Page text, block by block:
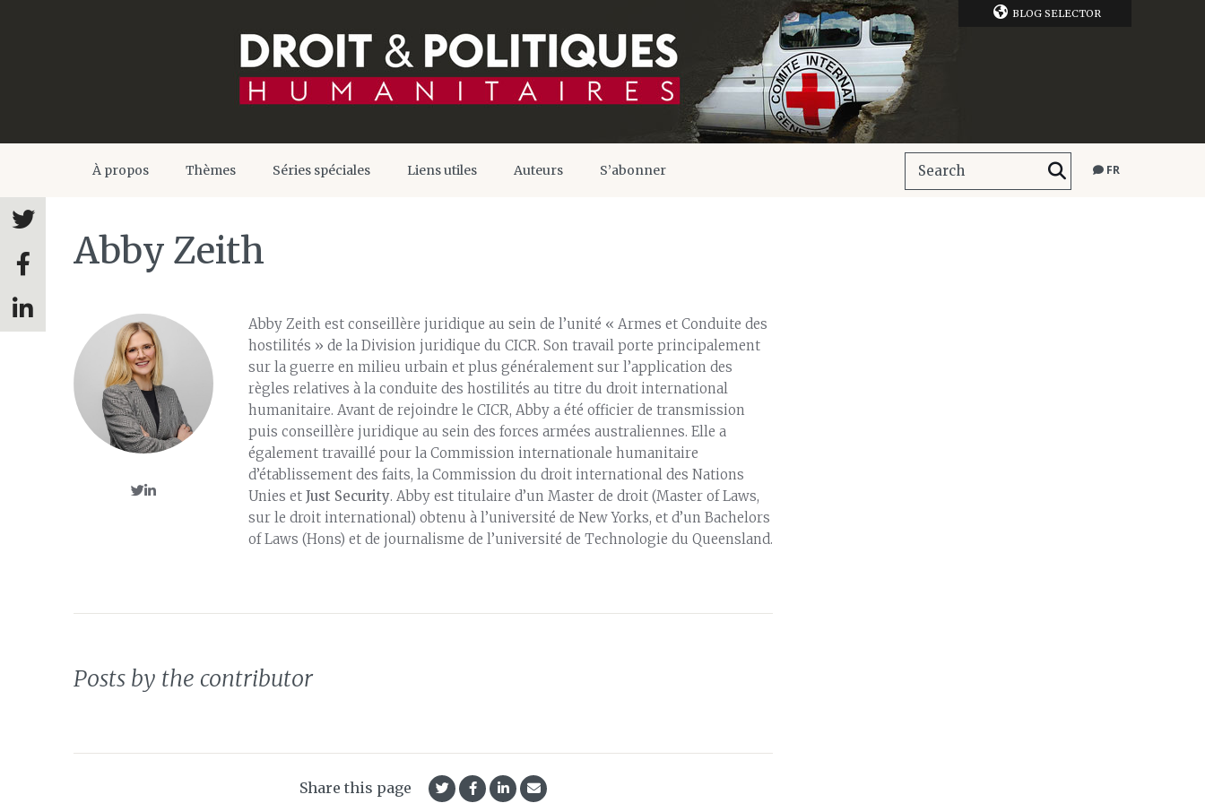
BLOG SELECTOR
À propos Thèmes Séries spéciales Liens utiles Auteurs S’abonner FR
Abby Zeith
Abby Zeith est conseillère juridique au sein de l’unité « Armes et Conduite des
hostilités » de la Division juridique du CICR. Son travail porte principalement
sur la guerre en milieu urbain et plus généralement sur l’application des
règles relatives à la conduite des hostilités au titre du droit international
humanitaire. Avant de rejoindre le CICR, Abby a été officier de transmission
puis conseillère juridique au sein des forces armées australiennes. Elle a
également travaillé pour la Commission internationale humanitaire
d’établissement des faits, la Commission du droit international des Nations
Unies et Just Security. Abby est titulaire d’un Master de droit (Master of Laws,
sur le droit international) obtenu à l’université de New Yorks, et d’un Bachelors
of Laws (Hons) et de journalisme de l’université de Technologie du Queensland.
Posts by the contributor
Share this page